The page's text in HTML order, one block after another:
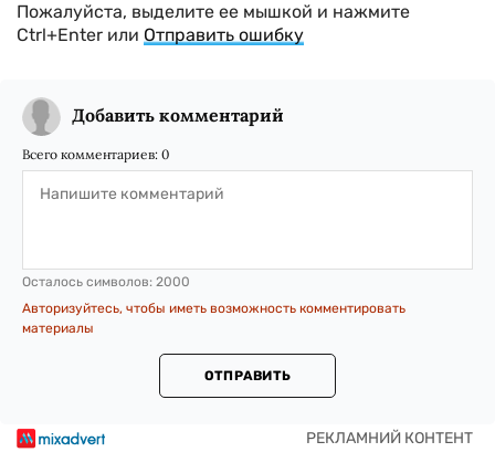
Пожалуйста, выделите ее мышкой и нажмите
Ctrl+Enter или Отправить ошибку
Добавить комментарий
Всего комментариев: 0
Осталось символов: 2000
Авторизуйтесь, чтобы иметь возможность комментировать
материалы
ОТПРАВИТЬ